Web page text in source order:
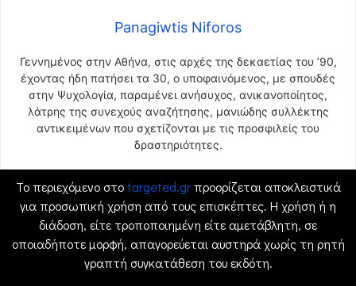
Panagiwtis Niforos
Γεννημένος στην Αθήνα, στις αρχές της δεκαετίας του ’90,
έχοντας ήδη πατήσει τα 30, ο υποφαινόμενος, με σπουδές
στην Ψυχολογία, παραμένει ανήσυχος, ανικανοποίητος,
λάτρης της συνεχούς αναζήτησης, μανιώδης συλλέκτης
αντικειμένων που σχετίζονται με τις προσφιλείς του
δραστηριότητες.
Το περιεχόμενο στο targeted.grπροορίζεται αποκλειστικά
για προσωπική χρήση από τους επισκέπτες. Η χρήση ή η
διάδοση, είτε τροποποιημένη είτε αμετάβλητη, σε
οποιαδήποτε μορφή, απαγορεύεται αυστηρά χωρίς τη ρητή
γραπτή συγκατάθεση του εκδότη.